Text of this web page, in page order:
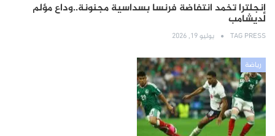
إنجلترا تخمد انتفاضة فرنسا بسداسية مجنونة..وداع مؤلم
لديشامب
TAG PRESS يوليو 19, 2026
رياضة